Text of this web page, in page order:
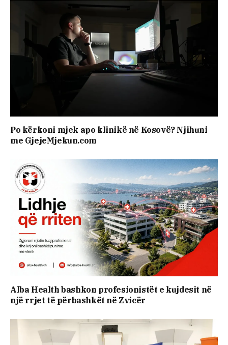
Po kërkoni mjek apo klinikë në Kosovë? Njihuni
me GjejeMjekun.com
Alba Health bashkon profesionistët e kujdesit në
një rrjet të përbashkët në Zvicër